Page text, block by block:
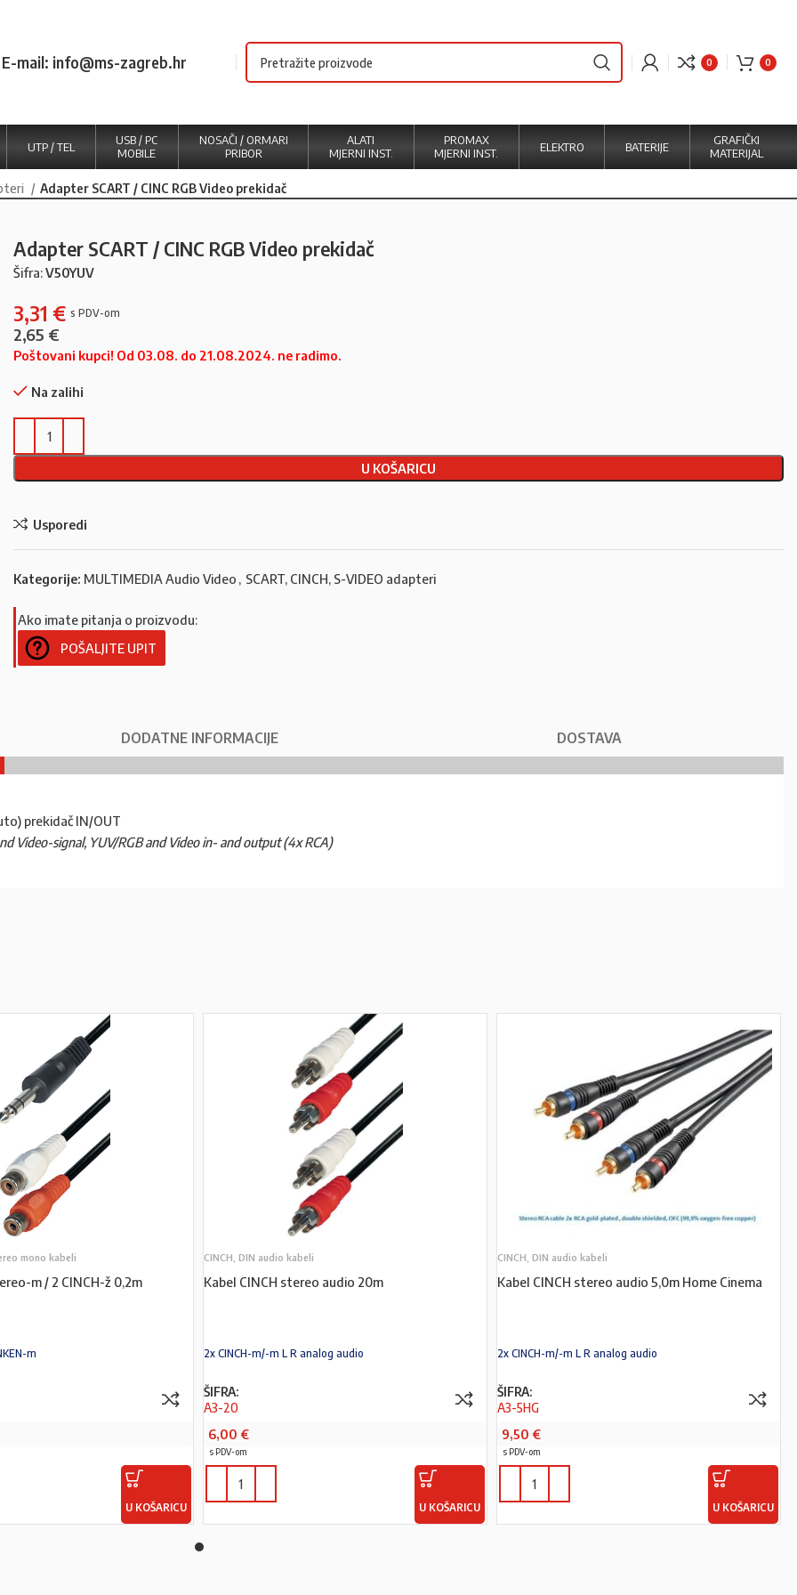
E-mail: info@ms-zagreb.hr 0 0
UTP / TEL
USB / PC
MOBILE
NOSAČI / ORMARI
PRIBOR
ALATI
MJERNI INST.
PROMAX
MJERNI INST.
ELEKTRO BATERIJE
GRAFIČKI
MATERIJAL
Adapter SCART / CINC RGB Video prekidač
Adapter SCART / CINC RGB Video prekidač
Šifra:V50YUV
3,31 €
2,65 €
Poštovani kupci! Od 03.08. do 21.08.2024. ne radimo.
Na zalihi
U KOŠARICU
Usporedi
Kategorije: MULTIMEDIA Audio Video , SCART, CINCH, S-VIDEO adapteri
Ako imate pitanja o proizvodu:
POŠALJITE UPIT
DODATNE INFORMACIJE DOSTAVA
prekidač IN/OUT
Video-signal, YUV/RGB and Video in- and output (4x RCA)
mono kabeli
m / 2 CINCH-ž 0,2m
m
U KOŠARICU
CINCH, DIN audio kabeli
Kabel CINCH stereo audio 20m
2x CINCH-m/-m L R analog audio
ŠIFRA:
A3-20
6,00 €
s PDV-om
U KOŠARICU
CINCH, DIN audio kabeli
Kabel CINCH stereo audio 5,0m Home Cinema
2x CINCH-m/-m L R analog audio
ŠIFRA:
A3-5HG
9,50 €
s PDV-om
U KOŠARICU